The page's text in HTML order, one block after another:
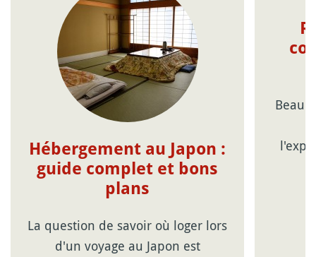
Hébergement au Japon :
guide complet et bons
plans
La question de savoir où loger lors
d'un voyage au Japon est